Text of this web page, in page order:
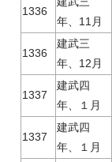
1336
年、11月
1336
建武三
年、12月
1337
建武四
年、１月
1337
建武四
年、１月